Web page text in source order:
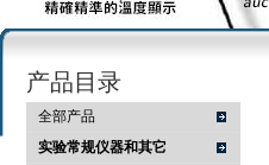
产品目录
全部产品
实验常规仪器和其它